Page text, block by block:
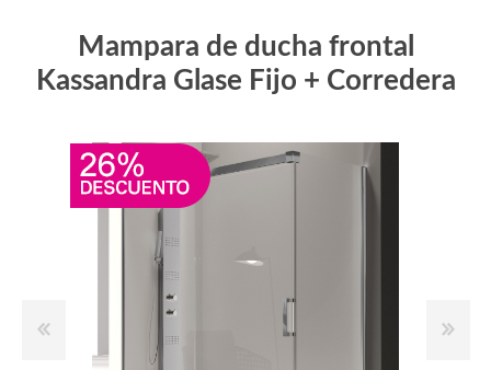
Mampara de ducha frontal
Kassandra Glase Fijo + Corredera